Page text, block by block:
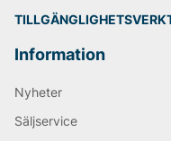
Information
Nyheter
Säljservice